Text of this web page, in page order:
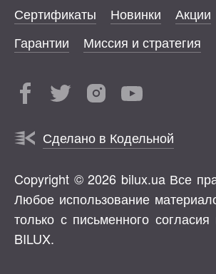
Сертификаты
Новинки Акции
Гарантии
Миссия и стратегия
Сделано в Кодельной
Copyright © 2026 bilux.ua Все
Любое использование
только с письменного
BILUX.